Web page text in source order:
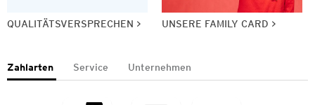
QUALITÄTSVERSPRECHEN UNSERE FAMILY CARD
Zahlarten Service Unternehmen